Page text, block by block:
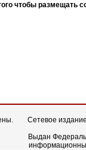
чтобы размещать
Сетевое
Выдан